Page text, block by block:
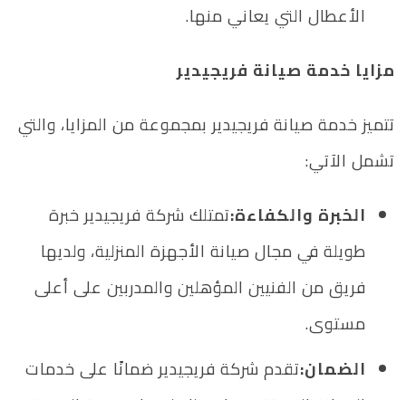
الأعطال التي يعاني منها.
مزايا خدمة صيانة فريجيدير
تتميز خدمة صيانة فريجيدير بمجموعة من المزايا، والتي
تشمل الآتي:
الخبرة والكفاءة:تمتلك شركة فريجيدير خبرة
طويلة في مجال صيانة الأجهزة المنزلية، ولديها
فريق من الفنيين المؤهلين والمدربين على أعلى
مستوى.
الضمان:تقدم شركة فريجيدير ضمانًا على خدمات